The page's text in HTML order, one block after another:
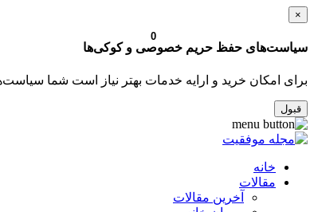
×
سیاست‌های حفظ حریم خصوصی و کوکی‌ها
برای امکان خرید و ارایه خدمات بهتر نیاز است شما
قبول
خانه
مقالات
آخرین مقالات
0